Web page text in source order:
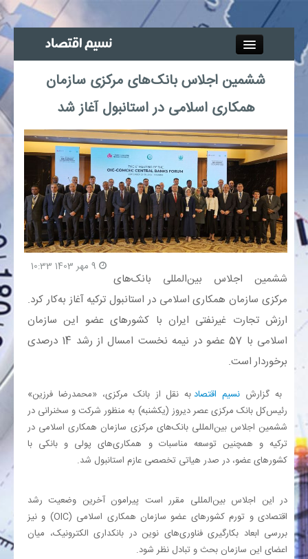
جذب خبرنگار
آگهی استخدام
پیوند‌ها
چند رسانه‌ای
اجتماعی
بیمه و بورس
بانک
اقتصاد
خانه
ششمین اجلاس بانک‌های مرکزی سازمان
همکاری‌ اسلامی در استانبول آغاز شد
ششمین اجلاس بین‌المللی بانک‌های
مرکزی سازمان همکاری‌ اسلامی در استانبول ترکیه آغاز به‌کار کرد.
ارزش تجارت غیرنفتی ایران با کشورهای عضو این سازمان
اسلامی با 57 عضو در نیمه نخست امسال از رشد 14 درصدی
برخوردار است.
به گزارش نسیم اقتصادبه نقل از بانک مرکزی، «محمدرضا فرزین»
رئیس‌کل بانک مرکزی عصر دیروز (یکشنبه) به منظور شرکت و سخنرانی در
ششمین اجلاس بین‌المللی بانک‌های مرکزی سازمان همکاری‌ اسلامی در
ترکیه و همچنین توسعه مناسبات و همکاری‌های پولی و بانکی با
کشورهای عضو، در صدر هیاتی تخصصی عازم استانبول شد.
در این اجلاس بین‌المللی مقرر است پیرامون آخرین وضعیت رشد
اقتصادی و تورم کشورهای عضو سازمان همکاری‌ اسلامی (OIC) و نیز
بررسی ابعاد بکارگیری فناوری‌های نوین در بانکداری الکترونیک، میان
اعضای این سازمان بحث و تبادل نظر شود.